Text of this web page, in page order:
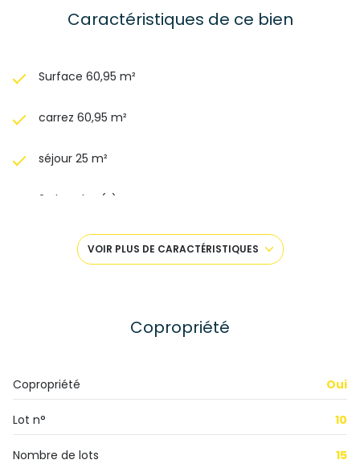
Caractéristiques de ce bien
Surface 60,95 m²
carrez 60,95 m²
séjour 25 m²
2 chambre(s)
1 salle(s) de bain
cuisine américaine
2 étage(s)
VOIR PLUS DE CARACTÉRISTIQUES
Copropriété
Copropriété Oui
Lot n° 10
Nombre de lots 15